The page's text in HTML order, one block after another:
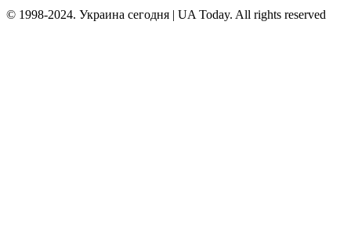
© 1998-2024. Украина сегодня | UA Today. All rights reserved